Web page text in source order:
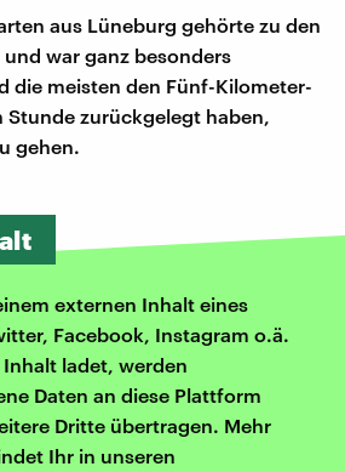
aus Lüneburg gehörte zu den
war ganz besonders
die meisten den Fünf-Kilometer-
Stunde zurückgelegt haben,
gehen.
externen Inhalt eines
Facebook, Instagram o.ä.
ladet, werden
Daten an diese Plattform
Dritte übertragen. Mehr
Ihr in unseren